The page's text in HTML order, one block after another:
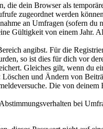
dein Browser als
zugeordnet werden
an Umfragen (sofern du
Gültigkeit von einem Jahr.
angibst. Für die
so ist dies für dich vor
Gleiches gilt, wenn du
und Ändern von
Die von
bei